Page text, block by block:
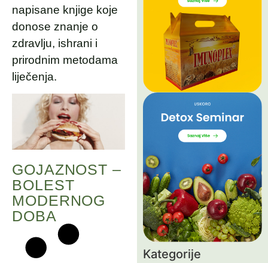
napisane knjige koje
donose znanje o
zdravlju, ishrani i
prirodnim metodama
liječenja.
GOJAZNOST –
BOLEST
MODERNOG
DOBA
Kategorije